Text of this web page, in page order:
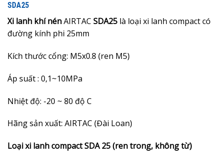
SDA25
Xi lanh khí nénAIRTAC SDA25 là loại xi lanh compact có
đường kính phi 25mm
Kích thước cổng: M5x0.8 (ren M5)
Áp suất : 0,1~10MPa
Nhiệt độ: -20 ~ 80 độ C
Hãng sản xuất: AIRTAC (Đài Loan)
Loại xi lanh compact SDA 25 (ren trong, không từ)